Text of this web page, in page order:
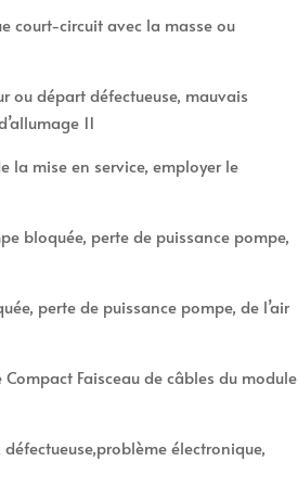
court-circuit avec la masse ou
ou départ défectueuse, mauvais
11
la mise en service, employer le
bloquée, perte de puissance pompe,
perte de puissance pompe, de l’air
Faisceau de câbles du module
électronique,